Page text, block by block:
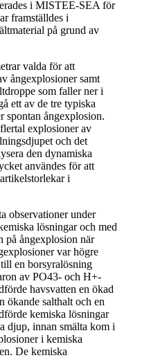
i MISTEE-SEA för
framställdes i
på grund av
valda för att
ångexplosioner samt
som faller ner i
ett av de tre typiska
spontan ångexplosion.
explosioner av
och det
den dynamiska
användes för att
i
observationer under
lösningar och med
på ångexplosion när
var högre
en borsyralösning
av PO43- och H+-
havsvatten en ökad
ökande salthalt och en
kemiska lösningar
djup, innan smälta kom i
i kemiska
De kemiska